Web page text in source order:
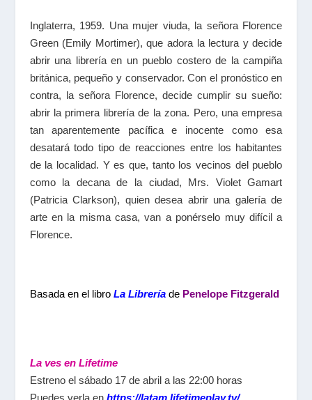
Inglaterra, 1959. Una mujer viuda, la señora Florence
Green (Emily Mortimer), que adora la lectura y decide
abrir una librería en un pueblo costero de la campiña
británica, pequeño y conservador. Con el pronóstico en
contra, la señora Florence, decide cumplir su sueño:
abrir la primera librería de la zona. Pero, una empresa
tan aparentemente pacífica e inocente como esa
desatará todo tipo de reacciones entre los habitantes
de la localidad. Y es que, tanto los vecinos del pueblo
como la decana de la ciudad, Mrs. Violet Gamart
(Patricia Clarkson), quien desea abrir una galería de
arte en la misma casa, van a ponérselo muy difícil a
Florence.
Basada en el libroLa Librería de Penelope Fitzgerald
La ves en Lifetime
Estreno el sábado 17 de abril a las 22:00 horas
Puedes verla en https://latam.lifetimeplay.tv/